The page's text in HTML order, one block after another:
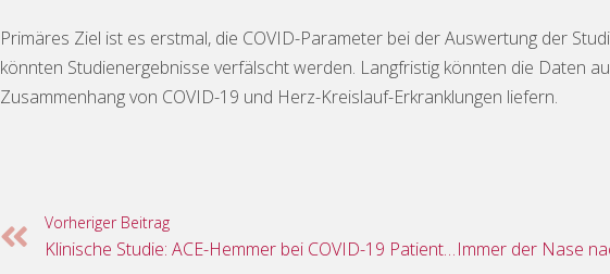
Primäres Ziel ist es erstmal, die COVID-Parameter bei der Auswertung der
könnten Studienergebnisse verfälscht werden. Langfristig könnten die Daten
Zusammenhang von COVID-19 und Herz-Kreislauf-Erkranklungen liefern.
Vorheriger Beitrag
Klinische Studie: ACE-Hemmer bei COVID-19 Patienten ersetzen?